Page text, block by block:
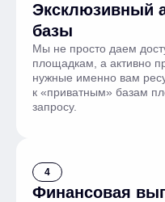
Эксклюзивный
баз ы
Мы не просто даем
площадкам, а активно
нужные именно вам
к «приватным» базам
запросу.
4
Финансовая